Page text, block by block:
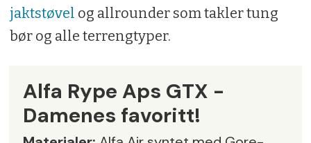
jaktstøvel og allrounder som takler tung
bør og alle terrengtyper.
Alfa Rype Aps GTX -
Damenes favoritt!